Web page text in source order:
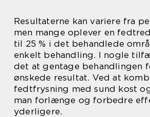
Resultaterne kan variere fra
men mange oplever en
til 25 % i det behandlede
enkelt behandling. I nogle
det at gentage behandlingen
ønskede resultat. Ved at
fedtfrysning med sund kost
man forlænge og forbedre
yderligere.